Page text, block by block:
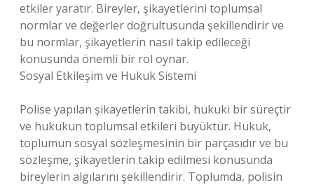
etkiler yaratır. Bireyler, şikayetlerini toplumsal
normlar ve değerler doğrultusunda şekillendirir ve
bu normlar, şikayetlerin nasıl takip edileceği
konusunda önemli bir rol oynar.
Sosyal Etkileşim ve Hukuk Sistemi
Polise yapılan şikayetlerin takibi, hukuki bir süreçtir
ve hukukun toplumsal etkileri büyüktür. Hukuk,
toplumun sosyal sözleşmesinin bir parçasıdır ve bu
sözleşme, şikayetlerin takip edilmesi konusunda
bireylerin algılarını şekillendirir. Toplumda, polisin